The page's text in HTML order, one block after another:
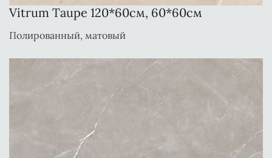
Vitrum Taupe 120*60см, 60*60см
Полированный, матовый